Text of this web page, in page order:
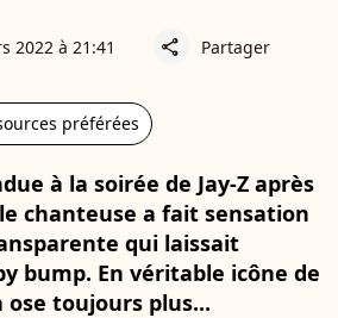
2022 à 21:41 share Partager
préférées
à la soirée de Jay-Z après
chanteuse a fait sensation
qui laissait
bump. En véritable icône de
ose toujours plus...